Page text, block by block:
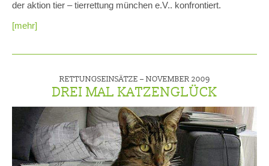
der aktion tier – tierrettung münchen e.V.. konfrontiert.
[mehr]
RETTUNGSEINSÄTZE – NOVEMBER 2009
DREI MAL KATZENGLÜCK